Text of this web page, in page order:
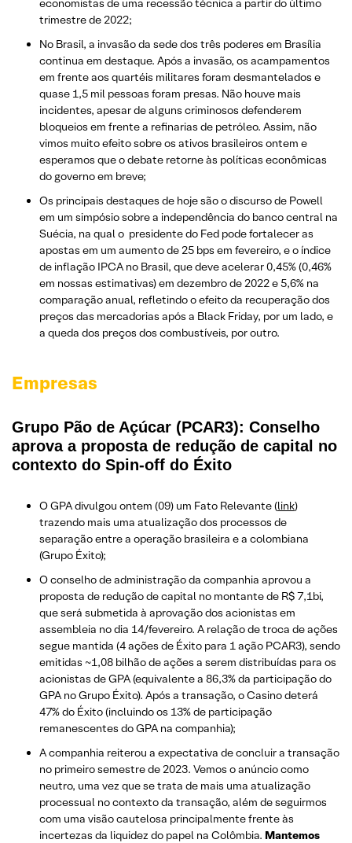
economistas de uma recessão técnica a partir do último
trimestre de 2022;
No Brasil, a invasão da sede dos três poderes em Brasília
continua em destaque. Após a invasão, os acampamentos
em frente aos quartéis militares foram desmantelados e
quase 1,5 mil pessoas foram presas. Não houve mais
incidentes, apesar de alguns criminosos defenderem
bloqueios em frente a refinarias de petróleo. Assim, não
vimos muito efeito sobre os ativos brasileiros ontem e
esperamos que o debate retorne às políticas econômicas
do governo em breve;
Os principais destaques de hoje são o discurso de Powell
em um simpósio sobre a independência do banco central na
Suécia, na qual o presidente do Fed pode fortalecer as
apostas em um aumento de 25 bps em fevereiro, e o índice
de inflação IPCA no Brasil, que deve acelerar 0,45% (0,46%
em nossas estimativas) em dezembro de 2022 e 5,6% na
comparação anual, refletindo o efeito da recuperação dos
preços das mercadorias após a Black Friday, por um lado, e
a queda dos preços dos combustíveis, por outro.
Empresas
Grupo Pão de Açúcar (PCAR3): Conselho
aprova a proposta de redução de capital no
contexto do Spin-off do Éxito
O GPA divulgou ontem (09) um Fato Relevante (link)
trazendo mais uma atualização dos processos de
separação entre a operação brasileira e a colombiana
(Grupo Éxito);
O conselho de administração da companhia aprovou a
proposta de redução de capital no montante de R$ 7,1bi,
que será submetida à aprovação dos acionistas em
assembleia no dia 14/fevereiro. A relação de troca de ações
segue mantida (4 ações de Éxito para 1 ação PCAR3), sendo
emitidas ~1,08 bilhão de ações a serem distribuídas para os
acionistas de GPA (equivalente a 86,3% da participação do
GPA no Grupo Éxito). Após a transação, o Casino deterá
47% do Éxito (incluindo os 13% de participação
remanescentes do GPA na companhia);
A companhia reiterou a expectativa de concluir a transação
no primeiro semestre de 2023. Vemos o anúncio como
neutro, uma vez que se trata de mais uma atualização
processual no contexto da transação, além de seguirmos
com uma visão cautelosa principalmente frente às
incertezas da liquidez do papel na Colômbia. Mantemos